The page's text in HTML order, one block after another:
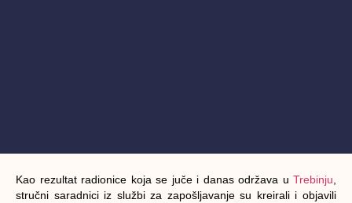
Kao rezultat radionice koja se juče i danas održava u Trebinju
stručni saradnici iz službi za zapošljavanje su kreirali i objavili